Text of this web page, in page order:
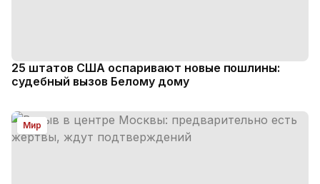
25 штатов США оспаривают новые пошлины:
судебный вызов Белому дому
Мир